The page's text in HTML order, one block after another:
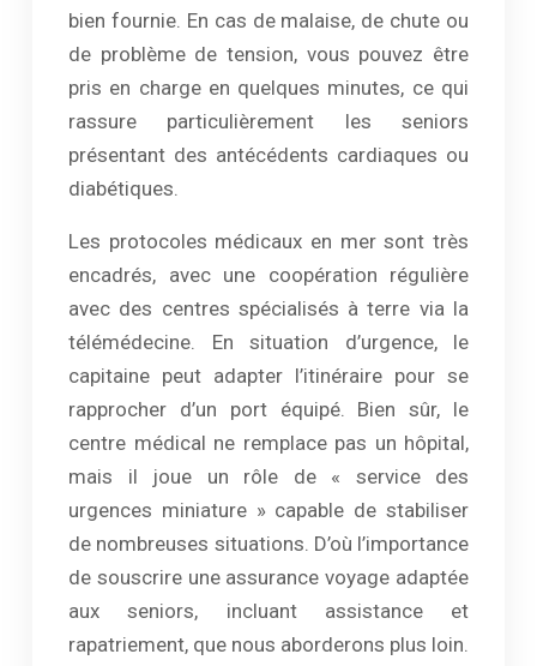
bien fournie. En cas de malaise, de chute ou
de problème de tension, vous pouvez être
pris en charge en quelques minutes, ce qui
rassure particulièrement les seniors
présentant des antécédents cardiaques ou
diabétiques.
Les protocoles médicaux en mer sont très
encadrés, avec une coopération régulière
avec des centres spécialisés à terre via la
télémédecine. En situation d’urgence, le
capitaine peut adapter l’itinéraire pour se
rapprocher d’un port équipé. Bien sûr, le
centre médical ne remplace pas un hôpital,
mais il joue un rôle de « service des
urgences miniature » capable de stabiliser
de nombreuses situations. D’où l’importance
de souscrire une assurance voyage adaptée
aux seniors, incluant assistance et
rapatriement, que nous aborderons plus loin.